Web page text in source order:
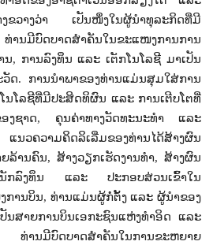
ງຂວາງວ່າ ເປັນໜຶ່ງໃນຜູ້ນຳທຸລະກິດທີ່ມີ
ນມີບົດບາດສຳຄັນໃນຂະແໜງການການ
ນ, ການລົງທຶນ ແລະ ເຕັກໂນໂລຊີ ມາເປັນ
ດ. ການນຳພາຂອງທ່ານແມ່ນສຸມໃສ່ການ
ນໂລຊີທີ່ມີປະສິດທິຜົນ ແລະ ການເຕີບໂຕທີ່
ງຊາດ, ຄຸນຄ່າທາງວັດທະນະທຳ ແລະ
ນວຄວາມຄິດລິເລີ່ມຂອງທ່ານໄດ້ສ້າງຜົນ
ລ້ານຄົນ, ສ້າງວຽກເຮັດງານທຳ, ສ້າງຜົນ
ນັກລົງທຶນ ແລະ ປະກອບສ່ວນເຂົ້າໃນ
ການບິນ, ທ່ານແມ່ນຜູ້ກໍ່ຕັ້ງ ແລະ ຜູ້ນຳຂອງ
ປັນສາຍການບິນເອກະຊົນແຫ່ງທຳອິດ ແລະ
ທ່ານມີບົດບາດສຳຄັນໃນການຂະຫຍາຍ